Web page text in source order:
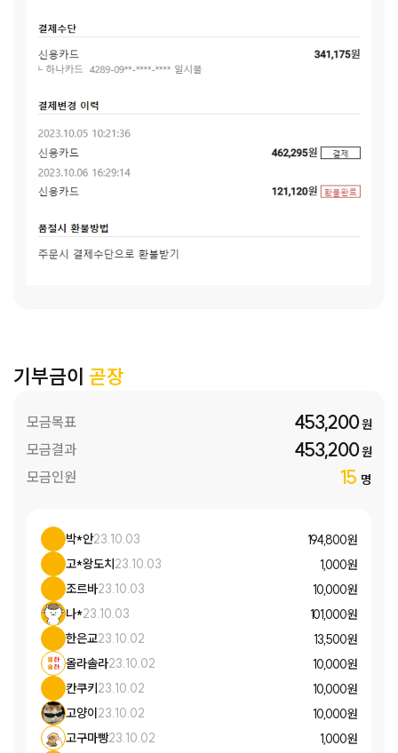
기부금이 곧장
모금목표 453,200원
모금결과 453,200원
모금인원 15 명
박*안23.10.03
194,800 원
고*왕도치23.10.03
1,000 원
조르바23.10.03
10,000 원
나*23.10.03
101,000 원
한은교23.10.02
13,500 원
올라솔라23.10.02
10,000 원
칸쿠키23.10.02
10,000 원
고양이23.10.02
10,000 원
고구마빵23.10.02
1,000 원